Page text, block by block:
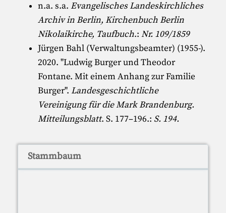
n.a. s.a. Evangelisches Landeskirchliches
Archiv in Berlin, Kirchenbuch Berlin
Nikolaikirche, Taufbuch.:Nr. 109/1859
Jürgen Bahl (Verwaltungsbeamter) (1955-).
2020. "Ludwig Burger und Theodor
Fontane. Mit einem Anhang zur Familie
Burger". Landesgeschichtliche
Vereinigung für die Mark Brandenburg.
Mitteilungsblatt. S. 177–196.: S. 194.
Stammbaum